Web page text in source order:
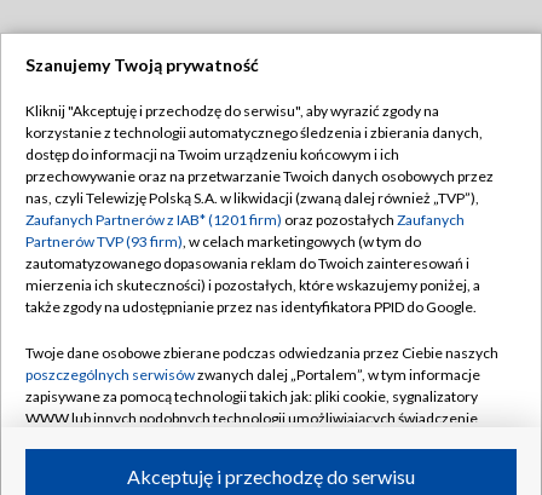
TVP
Abonament TVP
Emisja w TVP
Centrum informacji TVP
Naziemna Telewizja Cyfrowa
Rada Programowa
System NOS
Informacje o nadawcy
Program dla prasy
Regulamin TVP
Polityka prywatności
Moje zgody
Pomoc
Kontakt
Kanały
Szanujemy Twoją prywatność
Kliknij "Akceptuję i przechodzę do serwisu", aby wyrazić zgody na
korzystanie z technologii automatycznego śledzenia i zbierania danych,
dostęp do informacji na Twoim urządzeniu końcowym i ich
przechowywanie oraz na przetwarzanie Twoich danych osobowych przez
nas, czyli Telewizję Polską S.A. w likwidacji (zwaną dalej również „TVP”),
Zaufanych Partnerów z IAB* (1201 firm) oraz pozostałych Zaufanych
Partnerów TVP (93 firm), w celach marketingowych (w tym do
zautomatyzowanego dopasowania reklam do Twoich zainteresowań i
mierzenia ich skuteczności) i pozostałych, które wskazujemy poniżej, a
także zgody na udostępnianie przez nas identyfikatora PPID do Google.
Twoje dane osobowe zbierane podczas odwiedzania przez Ciebie naszych
poszczególnych serwisówzwanych dalej „Portalem”, w tym informacje
zapisywane za pomocą technologii takich jak: pliki cookie, sygnalizatory
WWW lub innych podobnych technologii umożliwiających świadczenie
ruchu w Internecie.Akceptuję i przechodzę do serwisu